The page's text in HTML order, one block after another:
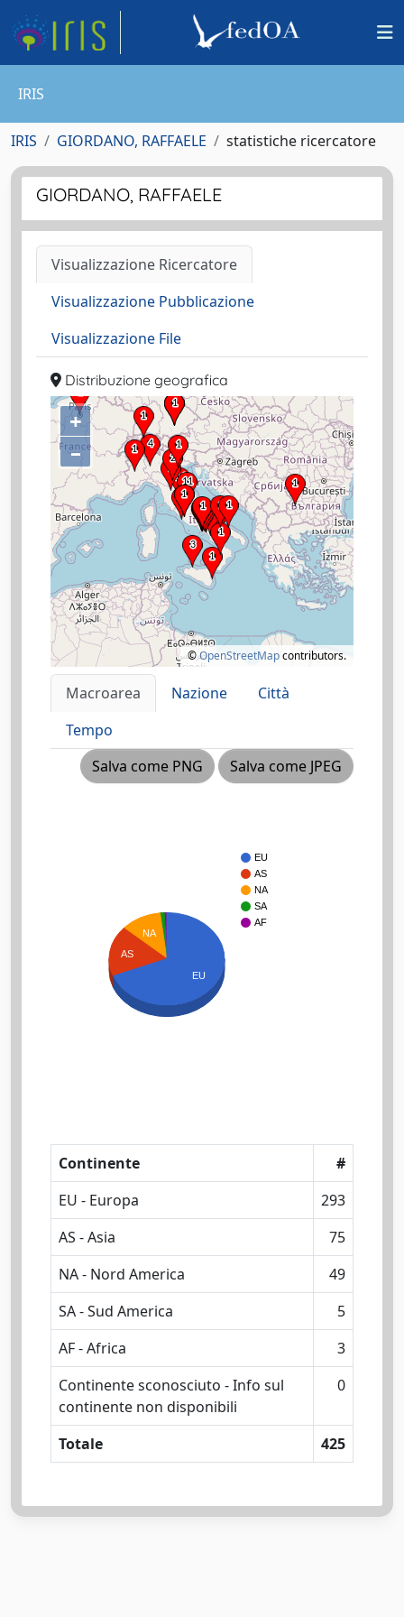
IRIS
IRIS GIORDANO, RAFFAELE statistiche ricercatore
GIORDANO, RAFFAELE
Visualizzazione Ricercatore
Visualizzazione Pubblicazione
Visualizzazione File
Distribuzione geografica
+
–
©OpenStreetMapcontributors.
Macroarea Nazione
Città
Tempo
Salva come PNG
Salva come JPEG
EU
AS
NA
SA
AF
NA
AS
EU
Continente
#
EU - Europa
293
AS - Asia
75
NA - Nord America
49
SA - Sud America
5
AF - Africa
3
Continente sconosciuto - Info sul
continente non disponibili
0
Totale 425